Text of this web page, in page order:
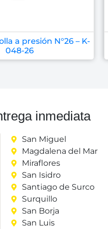
a presión N°26 – K-
048-26
inmediata
San Miguel
Magdalena del Mar
Miraflores
San Isidro
Santiago de Surco
Surquillo
San Borja
San Luis